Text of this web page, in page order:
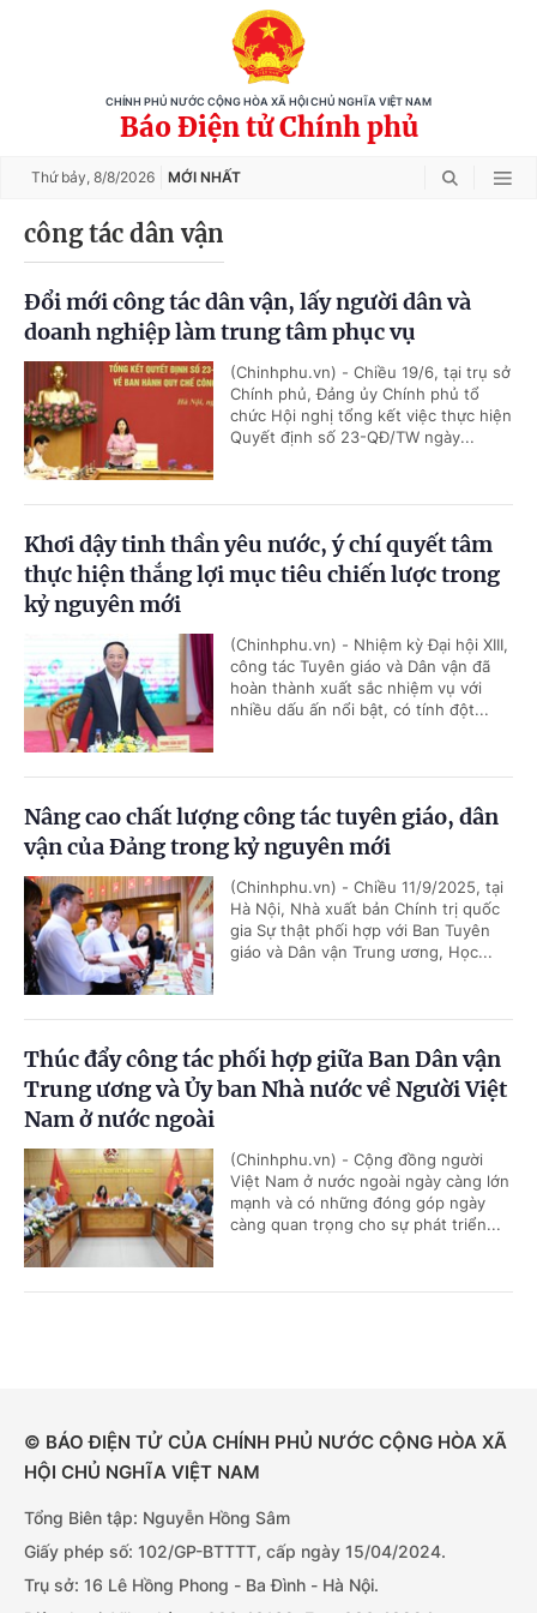
CHÍNH PHỦ NƯỚC CỘNG HÒA XÃ HỘI CHỦ NGHĨA VIỆT NAM
Báo Điện tử Chính phủ
Thứ bảy, 8/8/2026 MỚI NHẤT
công tác dân vận
Đổi mới công tác dân vận, lấy người dân và
doanh nghiệp làm trung tâm phục vụ
(Chinhphu.vn) - Chiều 19/6, tại trụ sở
Chính phủ, Đảng ủy Chính phủ tổ
chức Hội nghị tổng kết việc thực hiện
Quyết định số 23-QĐ/TW ngày...
Khơi dậy tinh thần yêu nước, ý chí quyết tâm
thực hiện thắng lợi mục tiêu chiến lược trong
kỷ nguyên mới
(Chinhphu.vn) - Nhiệm kỳ Đại hội XIII,
công tác Tuyên giáo và Dân vận đã
hoàn thành xuất sắc nhiệm vụ với
nhiều dấu ấn nổi bật, có tính đột...
Nâng cao chất lượng công tác tuyên giáo, dân
vận của Đảng trong kỷ nguyên mới
(Chinhphu.vn) - Chiều 11/9/2025, tại
Hà Nội, Nhà xuất bản Chính trị quốc
gia Sự thật phối hợp với Ban Tuyên
giáo và Dân vận Trung ương, Học...
Thúc đẩy công tác phối hợp giữa Ban Dân vận
Trung ương và Ủy ban Nhà nước về Người Việt
Nam ở nước ngoài
(Chinhphu.vn) - Cộng đồng người
Việt Nam ở nước ngoài ngày càng lớn
mạnh và có những đóng góp ngày
càng quan trọng cho sự phát triển...
© BÁO ĐIỆN TỬ CỦA CHÍNH PHỦ NƯỚC CỘNG HÒA XÃ
HỘI CHỦ NGHĨA VIỆT NAM
Tổng Biên tập: Nguyễn Hồng Sâm
Giấy phép số: 102/GP-BTTTT, cấp ngày 15/04/2024.
Trụ sở: 16 Lê Hồng Phong - Ba Đình - Hà Nội.